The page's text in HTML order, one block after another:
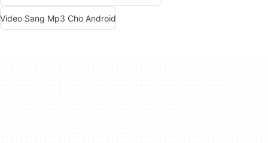
Video Sang Mp3 Cho Android